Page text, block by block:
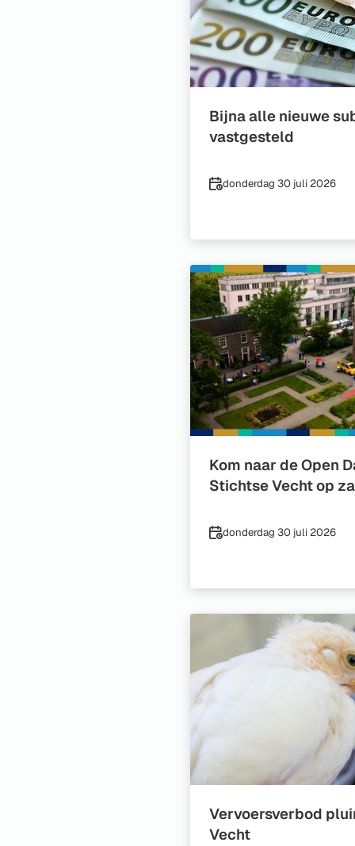
Bijna alle nieuwe
vastgesteld
Datum
donderdag 30 juli 2026
Kom naar de Open
Stichtse Vecht op
Datum
donderdag 30 juli 2026
Vervoersverbod
Vecht